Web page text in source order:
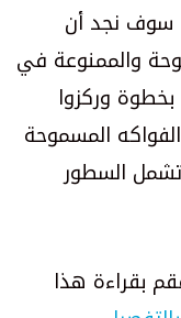
سوف نجد أن
والممنوعة في
وركزوا
المسموحة
السطور
بقراءة هذا